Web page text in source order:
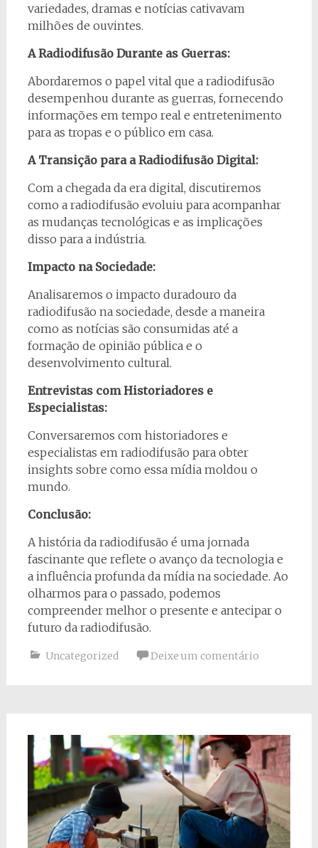
variedades, dramas e notícias cativavam
milhões de ouvintes.
A Radiodifusão Durante as Guerras:
Abordaremos o papel vital que a radiodifusão
desempenhou durante as guerras, fornecendo
informações em tempo real e entretenimento
para as tropas e o público em casa.
A Transição para a Radiodifusão Digital:
Com a chegada da era digital, discutiremos
como a radiodifusão evoluiu para acompanhar
as mudanças tecnológicas e as implicações
disso para a indústria.
Impacto na Sociedade:
Analisaremos o impacto duradouro da
radiodifusão na sociedade, desde a maneira
como as notícias são consumidas até a
formação de opinião pública e o
desenvolvimento cultural.
Entrevistas com Historiadores e
Especialistas:
Conversaremos com historiadores e
especialistas em radiodifusão para obter
insights sobre como essa mídia moldou o
mundo.
Conclusão:
A história da radiodifusão é uma jornada
fascinante que reflete o avanço da tecnologia e
a influência profunda da mídia na sociedade. Ao
olharmos para o passado, podemos
compreender melhor o presente e antecipar o
futuro da radiodifusão.
Uncategorized Deixe um comentário